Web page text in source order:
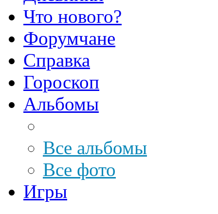
Что нового?
Форумчане
Справка
Гороскоп
Альбомы
Все альбомы
Все фото
Игры